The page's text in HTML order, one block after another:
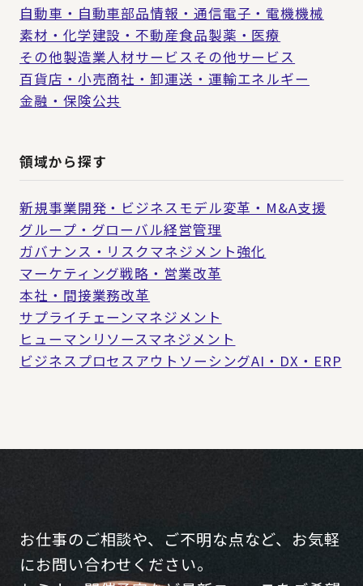
自動車・自動車部品情報・通信電子・電機機械
素材・化学建設・不動産食品製薬・医療
その他製造業人材サービスその他サービス
百貨店・小売商社・卸運送・運輸エネルギー
金融・保険公共
領域から探す
新規事業開発・ビジネスモデル変革・M&A支援
グループ・グローバル経営管理
ガバナンス・リスクマネジメント強化
マーケティング戦略・営業改革
本社・間接業務改革
サプライチェーンマネジメント
ヒューマンリソースマネジメント
ビジネスプロセスアウトソーシングAI・DX・ERP
お仕事のご相談や、ご不明な点など、お気軽
にお問い合わせください。